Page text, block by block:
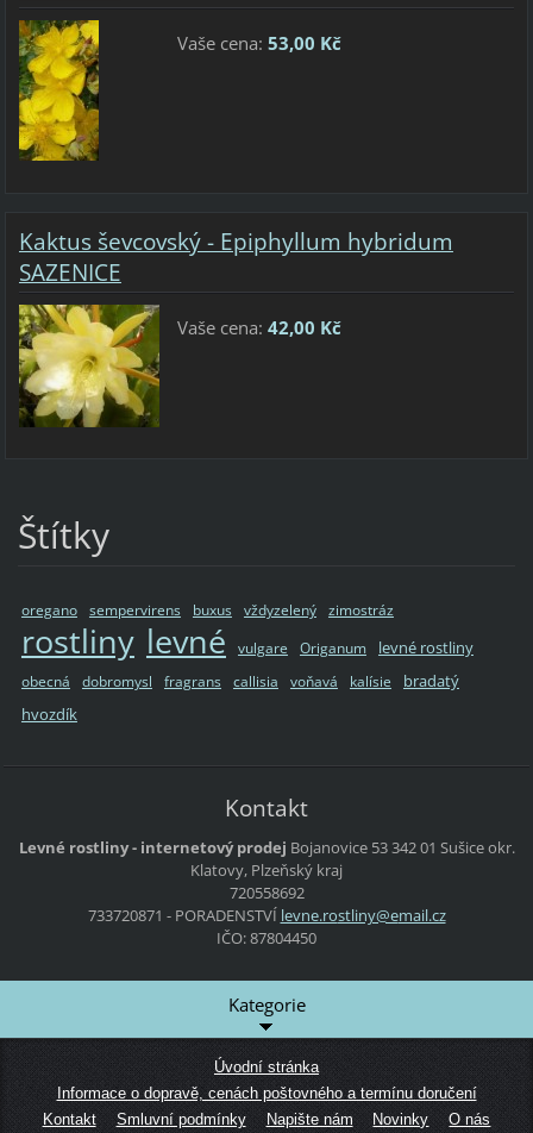
Vaše cena: 53,00 Kč
Kaktus ševcovský - Epiphyllum hybridum
SAZENICE
Vaše cena: 42,00 Kč
Štítky
oregano sempervirens buxus vždyzelený zimostráz
rostliny levné vulgare Origanum levné rostliny
obecná dobromysl fragrans callisia voňavá kalísie
bradatý
hvozdík
Kontakt
Levné rostliny - internetový prodej Bojanovice 53342 01 Sušiceokr.
Klatovy, Plzeňský kraj
720558692
733720871 - PORADENSTVÍ levne.rostliny@email.cz
IČO: 87804450
Kategorie
Úvodní stránka
Informace o dopravě, cenách poštovného a termínu doručení
Kontakt
Smluvní podmínky Napište nám Novinky O nás